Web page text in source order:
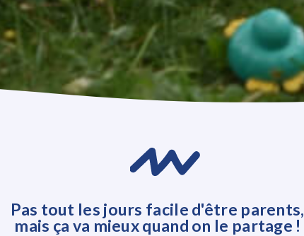
Pas tout les jours facile d'être parents,
mais ça va mieux quand on le partage !